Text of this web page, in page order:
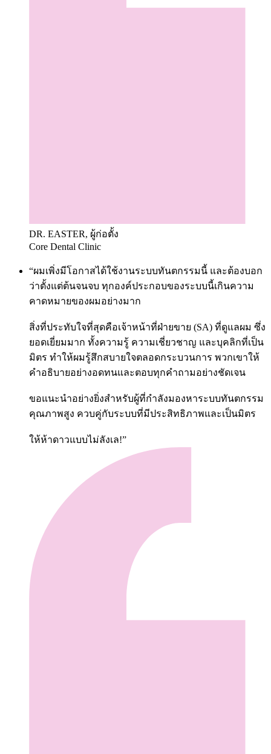
DR. EASTER, ผู้ก่อตั้ง
Core Dental Clinic
“ผมเพิ่งมีโอกาสได้ใช้งานระบบทันตกรรมนี้ และต้องบอก
ว่าตั้งแต่ต้นจนจบ ทุกองค์ประกอบของระบบนี้เกินความ
คาดหมายของผมอย่างมาก
สิ่งที่ประทับใจที่สุดคือเจ้าหน้าที่ฝ่ายขาย (SA) ที่ดูแลผม ซึ่ง
ยอดเยี่ยมมาก ทั้งความรู้ ความเชี่ยวชาญ และบุคลิกที่เป็น
มิตร ทำให้ผมรู้สึกสบายใจตลอดกระบวนการ พวกเขาให้
คำอธิบายอย่างอดทนและตอบทุกคำถามอย่างชัดเจน
ขอแนะนำอย่างยิ่งสำหรับผู้ที่กำลังมองหาระบบทันตกรรม
คุณภาพสูง ควบคู่กับระบบที่มีประสิทธิภาพและเป็นมิตร
ให้ห้าดาวแบบไม่ลังเล!”